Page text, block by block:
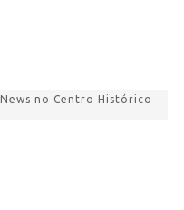
no Centro Histórico